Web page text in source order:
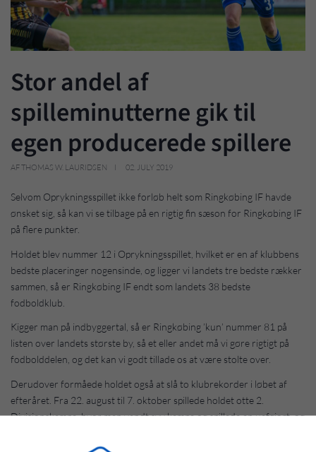
Stor andel af
spilleminutterne gik til
egen producerede spillere
AF THOMAS W. LAURIDSEN 02. JULY 2019
Selvom Oprykningsspillet ikke forløb helt som Ringkøbing IF havde
ønsket sig, så kan vi se tilbage på en rigtig fin sæson for Ringkøbing IF
på flere punkter.
Holdet blev nummer 12 i Oprykningsspillet, hvilket er en af klubbens
bedste placeringer nogensinde, og ligger vi landets tre bedste rækker
sammen, så er Ringkøbing IF endt som landets 38 bedste
fodboldklub.
Kigger man på indbyggertal, så er Ringkøbing ’kun’ nummer 81 på
listen over landets største by, så et eller andet må vi gøre rigtigt på
fodbolddelen, og det kan vi godt tillade os at være stolte over.
Derudover formåede holdet også at slå to klubrekorder i løbet af
efteråret. Fra 22. august til 7. oktober spillede holdet otte 2.
Divisionskampe, hvor man vandt syv kampe og spillede en uafgjort, og
Ringkøbing IF nogensinde har haft.